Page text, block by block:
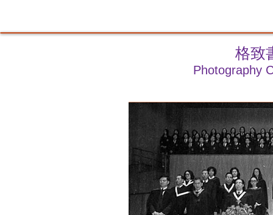
格致
Photography